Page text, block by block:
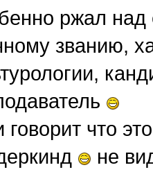
ржал над
званию,
говорит что
не